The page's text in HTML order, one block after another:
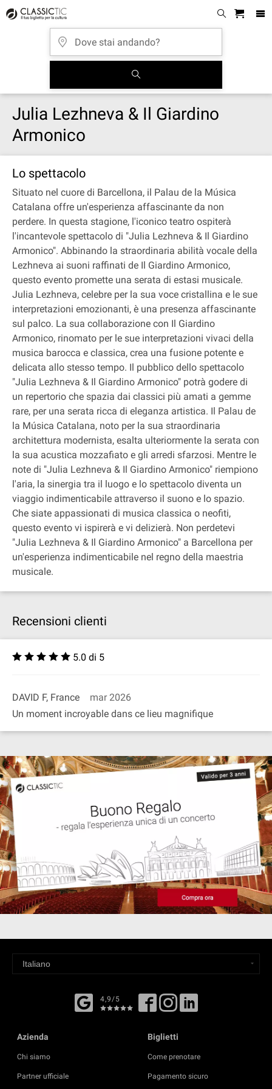
Julia Lezhneva & Il Giardino
Armonico
Lo spettacolo
Situato nel cuore di Barcellona, il Palau de la Música
Catalana offre un'esperienza affascinante da non
perdere. In questa stagione, l'iconico teatro ospiterà
l'incantevole spettacolo di "Julia Lezhneva & Il Giardino
Armonico". Abbinando la straordinaria abilità vocale della
Lezhneva ai suoni raffinati de Il Giardino Armonico,
questo evento promette una serata di estasi musicale.
Julia Lezhneva, celebre per la sua voce cristallina e le sue
interpretazioni emozionanti, è una presenza affascinante
sul palco. La sua collaborazione con Il Giardino
Armonico, rinomato per le sue interpretazioni vivaci della
musica barocca e classica, crea una fusione potente e
delicata allo stesso tempo. Il pubblico dello spettacolo
"Julia Lezhneva & Il Giardino Armonico" potrà godere di
un repertorio che spazia dai classici più amati a gemme
rare, per una serata ricca di eleganza artistica. Il Palau de
la Música Catalana, noto per la sua straordinaria
architettura modernista, esalta ulteriormente la serata con
la sua acustica mozzafiato e gli arredi sfarzosi. Mentre le
note di "Julia Lezhneva & Il Giardino Armonico" riempiono
l'aria, la sinergia tra il luogo e lo spettacolo diventa un
viaggio indimenticabile attraverso il suono e lo spazio.
Che siate appassionati di musica classica o neofiti,
questo evento vi ispirerà e vi delizierà. Non perdetevi
"Julia Lezhneva & Il Giardino Armonico" a Barcellona per
un'esperienza indimenticabile nel regno della maestria
musicale.
Recensioni clienti
5.0 di 5
DAVID F, France
mar 2026
Un moment incroyable dans ce lieu magnifique
4,9/5
Azienda
Chi siamo
Partner ufficiale
Biglietti
Come prenotare
Pagamento sicuro